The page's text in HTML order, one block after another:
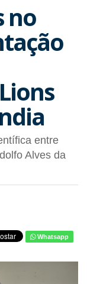
no
entre
Alves da
Whatsapp